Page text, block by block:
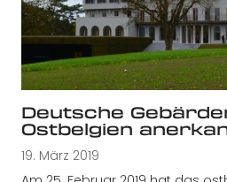
Deutsche
Ostbelgien
19. März 2019